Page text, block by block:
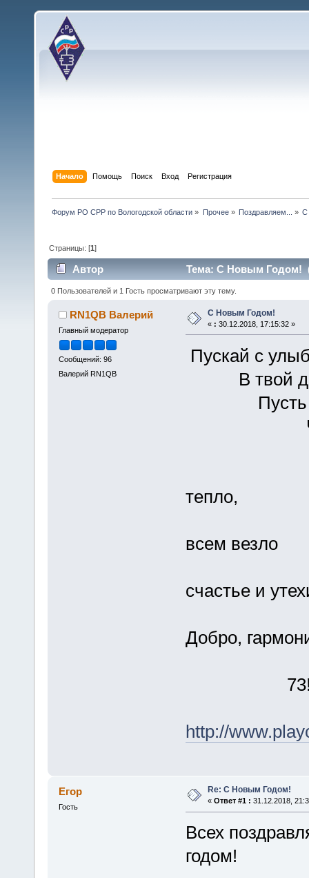
Начало Помощь Поиск Вход Регистрация
Форум РО СРР по Вологодской области » Прочее» Поздравляем... » С
Страницы: [1]
Автор Тема: С Новым Годом!
0 Пользователей и 1 Гость просматривают эту тему.
RN1QB Валерий
Главный модератор
Сообщений: 96
Валерий RN1QB
С Новым Годом!
« : 30.12.2018, 17:15:32 »
Пускай с
В твой дом
Пусть
Чтоб
тепло,
всем везло
счастье и
Добро,
http://
Егор
Гость
Re: С Новым Годом!
« Ответ #1 : 31.12.2018,
Всех
годом!